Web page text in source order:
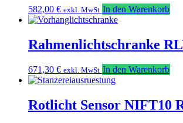
582,00 € exkl. MwSt In den Warenkorb
Rahmenlichtschranke
671,30 € exkl. MwSt In den Warenkorb
Rotlicht Sensor NIFT10